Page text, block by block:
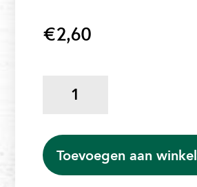
€2,60
Toevoegen aan